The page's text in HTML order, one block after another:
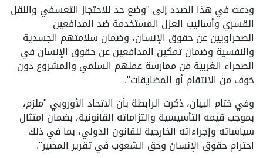
ودعت في هذا الصدد إلى "وضع حد للاحتجاز التعسفي والنقل
القسري وأساليب العزل المستخدمة ضد المدافعين
الصحراويين عن حقوق الإنسان، وضمان سلامتهم الجسدية
والنفسية وضمان تمكين المدافعين عن حقوق الإنسان في
الصحراء الغربية من ممارسة عملهم السلمي والمشروع دون
خوف من الانتقام أو المضايقات".
وفي ختام البيان، ذكرت الرابطة بأن الاتحاد الأوروبي "ملزم،
بموجب قيمه التأسيسية والتزاماته القانونية، بضمان امتثال
سياساته وإجراءاته الخارجية للقانون الدولي، بما في ذلك
احترام حقوق الإنسان وحق الشعوب في تقرير المصير".